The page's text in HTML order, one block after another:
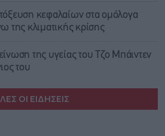
κεφαλαίων στα ομόλογα
της κλιματικής κρίσης
της υγείας του Τζο Μπάιντεν
του
ΟΙ ΕΙΔΗΣΕΙΣ